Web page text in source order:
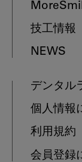
技工情報
NEWS
デンタル
個人情報
利用規約
会員登録